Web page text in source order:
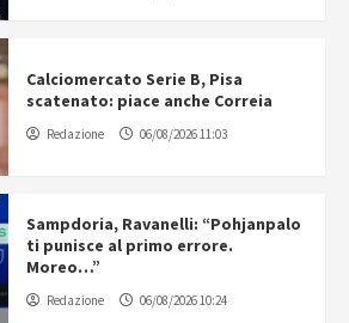
Calciomercato Serie B, Pisa
scatenato: piace anche Correia
Redazione 06/08/2026 11:03
Sampdoria, Ravanelli: “Pohjanpalo
ti punisce al primo errore.
Moreo…”
Redazione 06/08/2026 10:24